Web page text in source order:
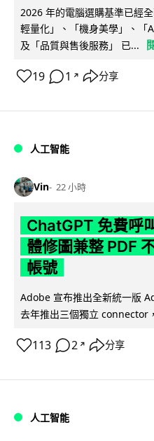
2026 年的電腦選購基準已經
輕量化」、「機身美學」、「
及「品質與售後服務」 已...
19 1 ↗ 分享
人工智能
Vin 22 小時
ChatGPT 免費呼
體修圖兼整 PDF
帳號
Adobe 宣布推出全新統一版
去年推出三個獨立 connector
113 2 ↗ 分享
人工智能